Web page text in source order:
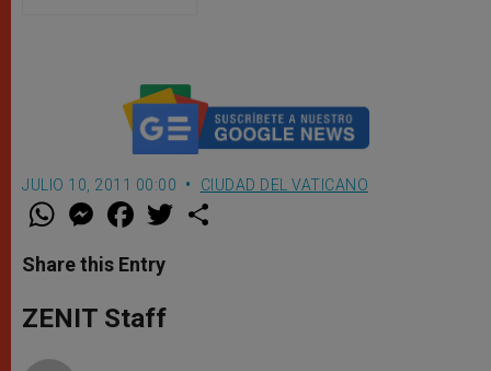
JULIO 10, 2011 00:00 CIUDAD DEL VATICANO
W
t
s
p
p
M
e
s
e
g
e
F
a
e
b
o
k
w
Share this Entry
ZENIT Staff